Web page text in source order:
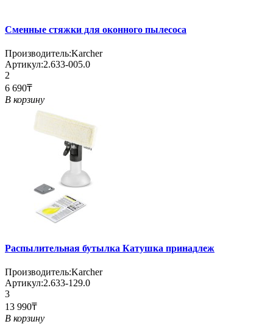
Сменные стяжки для оконного пылесоса
Производитель:Karcher
Артикул:2.633-005.0
2
6 690₸
В корзину
Распылительная бутылка Катушка принадлеж
Производитель:Karcher
Артикул:2.633-129.0
3
13 990₸
В корзину